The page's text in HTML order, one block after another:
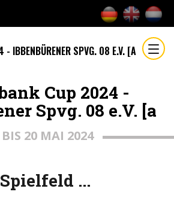
IBBENBÜRENER SPVG. 08 E.V. [A
Cup 2024 -
Spvg. 08 e.V. [a
20 MAI 2024
...